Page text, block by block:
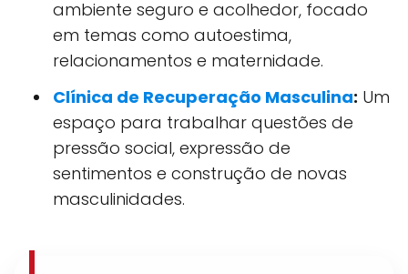
ambiente seguro e acolhedor, focado
em temas como autoestima,
relacionamentos e maternidade.
Clínica de Recuperação Masculina: Um
espaço para trabalhar questões de
pressão social, expressão de
sentimentos e construção de novas
masculinidades.